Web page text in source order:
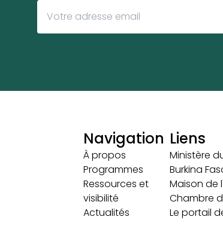
Navigation
À propos
Programmes
Ressources et
visibilité
Actualités
Liens
Ministère
Burkina
Maison de
Chambre
Le portail